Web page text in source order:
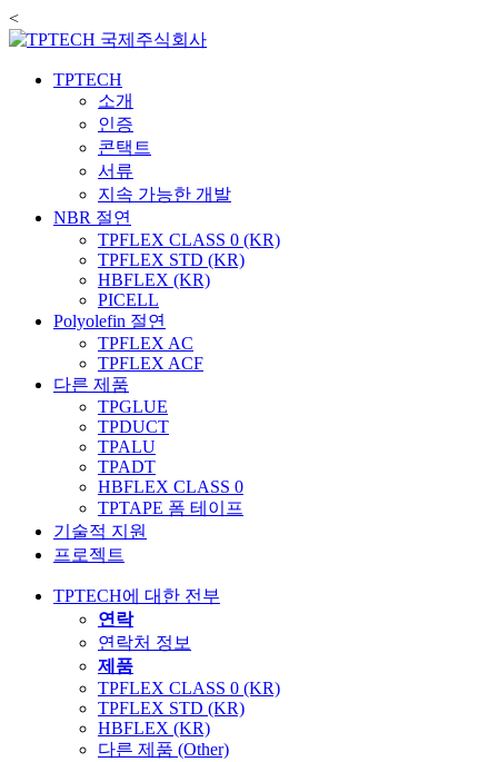
<
TPTECH
소개
인증
콘택트
서류
지속 가능한 개발
NBR 절연
TPFLEX CLASS 0 (KR)
TPFLEX STD (KR)
HBFLEX (KR)
PICELL
Polyolefin 절연
TPFLEX AC
TPFLEX ACF
다른 제품
TPGLUE
TPDUCT
TPALU
TPADT
HBFLEX CLASS 0
TPTAPE 폼 테이프
기술적 지원
프로젝트
TPTECH에 대한 전부
연락
연락처 정보
제품
TPFLEX CLASS 0 (KR)
TPFLEX STD (KR)
HBFLEX (KR)
다른 제품 (Other)